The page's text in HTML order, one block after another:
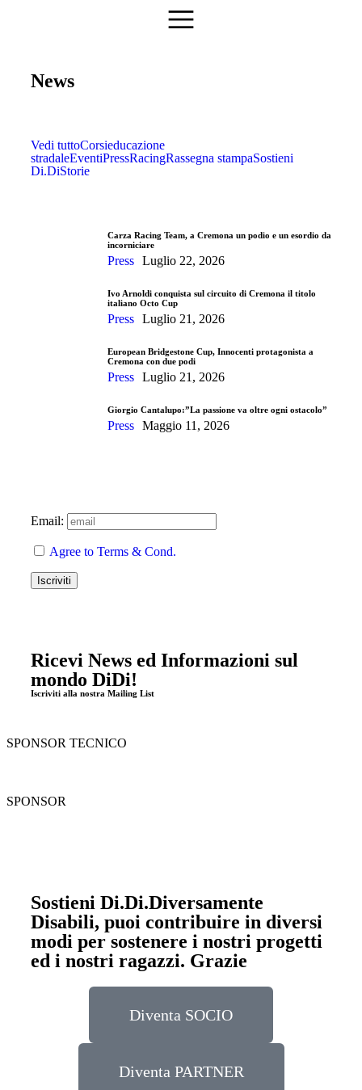
News
Vedi tuttoCorsieducazione
stradaleEventiPressRacingRassegna stampaSostieni
Di.DiStorie
Carza Racing Team, a Cremona un podio e un esordio da
incorniciare
Press Luglio 22, 2026
Ivo Arnoldi conquista sul circuito di Cremona il titolo
italiano Octo Cup
Press Luglio 21, 2026
European Bridgestone Cup, Innocenti protagonista a
Cremona con due podi
Press Luglio 21, 2026
Giorgio Cantalupo:”La passione va oltre ogni ostacolo”
Press Maggio 11, 2026
Ricevi News ed Informazioni sul
mondo DiDi!
Iscriviti alla nostra Mailing List
Email:
Agree to Terms & Cond.
SPONSOR TECNICO
SPONSOR
Sostieni Di.Di.Diversamente
Disabili, puoi contribuire in diversi
modi per sostenere i nostri progetti
ed i nostri ragazzi. Grazie
Diventa SOCIO
Diventa PARTNER